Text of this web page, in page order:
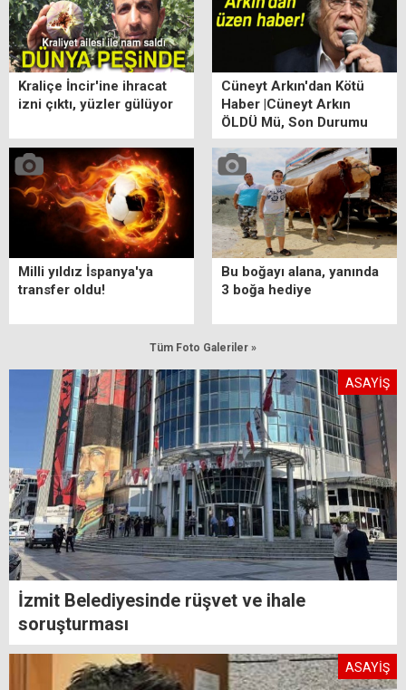
Kraliçe İncir'ine ihracat
izni çıktı, yüzler gülüyor
Cüneyt Arkın'dan Kötü
Haber |Cüneyt Arkın
ÖLDÜ Mü, Son Durumu
ne? Cüneyt Arkın Kimdir?
Milli yıldız İspanya'ya
transfer oldu!
Bu boğayı alana, yanında
3 boğa hediye
Tüm Foto Galeriler »
ASAYİŞ
İzmit Belediyesinde rüşvet ve ihale
soruşturması
ASAYİŞ